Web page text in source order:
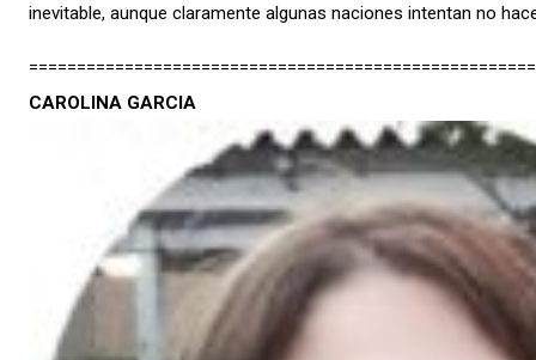
inevitable, aunque claramente algunas naciones intentan no
CAROLINA GARCIA